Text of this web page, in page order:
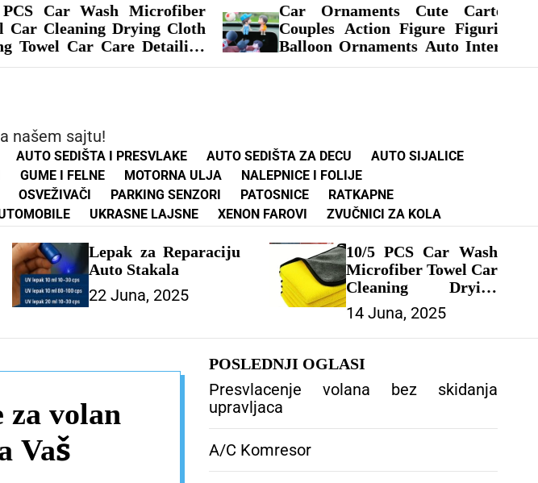
Car Ornaments Cute Cartoon
Couples Action Figure Figurines
Balloon Ornaments Auto Interior
Accessories For Dashboard Girls
Car Windshield
Tool DIY Car
Screen Repair
Glue Auto
našem sajtu!
AUTO SEDIŠTA I PRESVLAKE AUTO SEDIŠTA ZA DECU
AUTO SIJALICE
GUME I FELNE MOTORNA ULJA
NALEPNICE I FOLIJE
OSVEŽIVAČI PARKING SENZORI PATOSNICE
RATKAPNE
UKRASNE LAJSNE XENON FAROVI ZVUČNICI ZA KOLA
Lepak za Reparaciju
Auto Stakala
22 Juna, 2025
10/5 PCS Car Wash
Microfiber Towel Car
Cleaning Drying
Cloth Drying Towel
Car Care Detailing
Car Wash Towel
Supplies – ZA
14 Juna, 2025
za volan
Vaš
POSLEDNJI OGLASI
Presvlacenje volana bez skidanja
upravljaca
A/C Komresor